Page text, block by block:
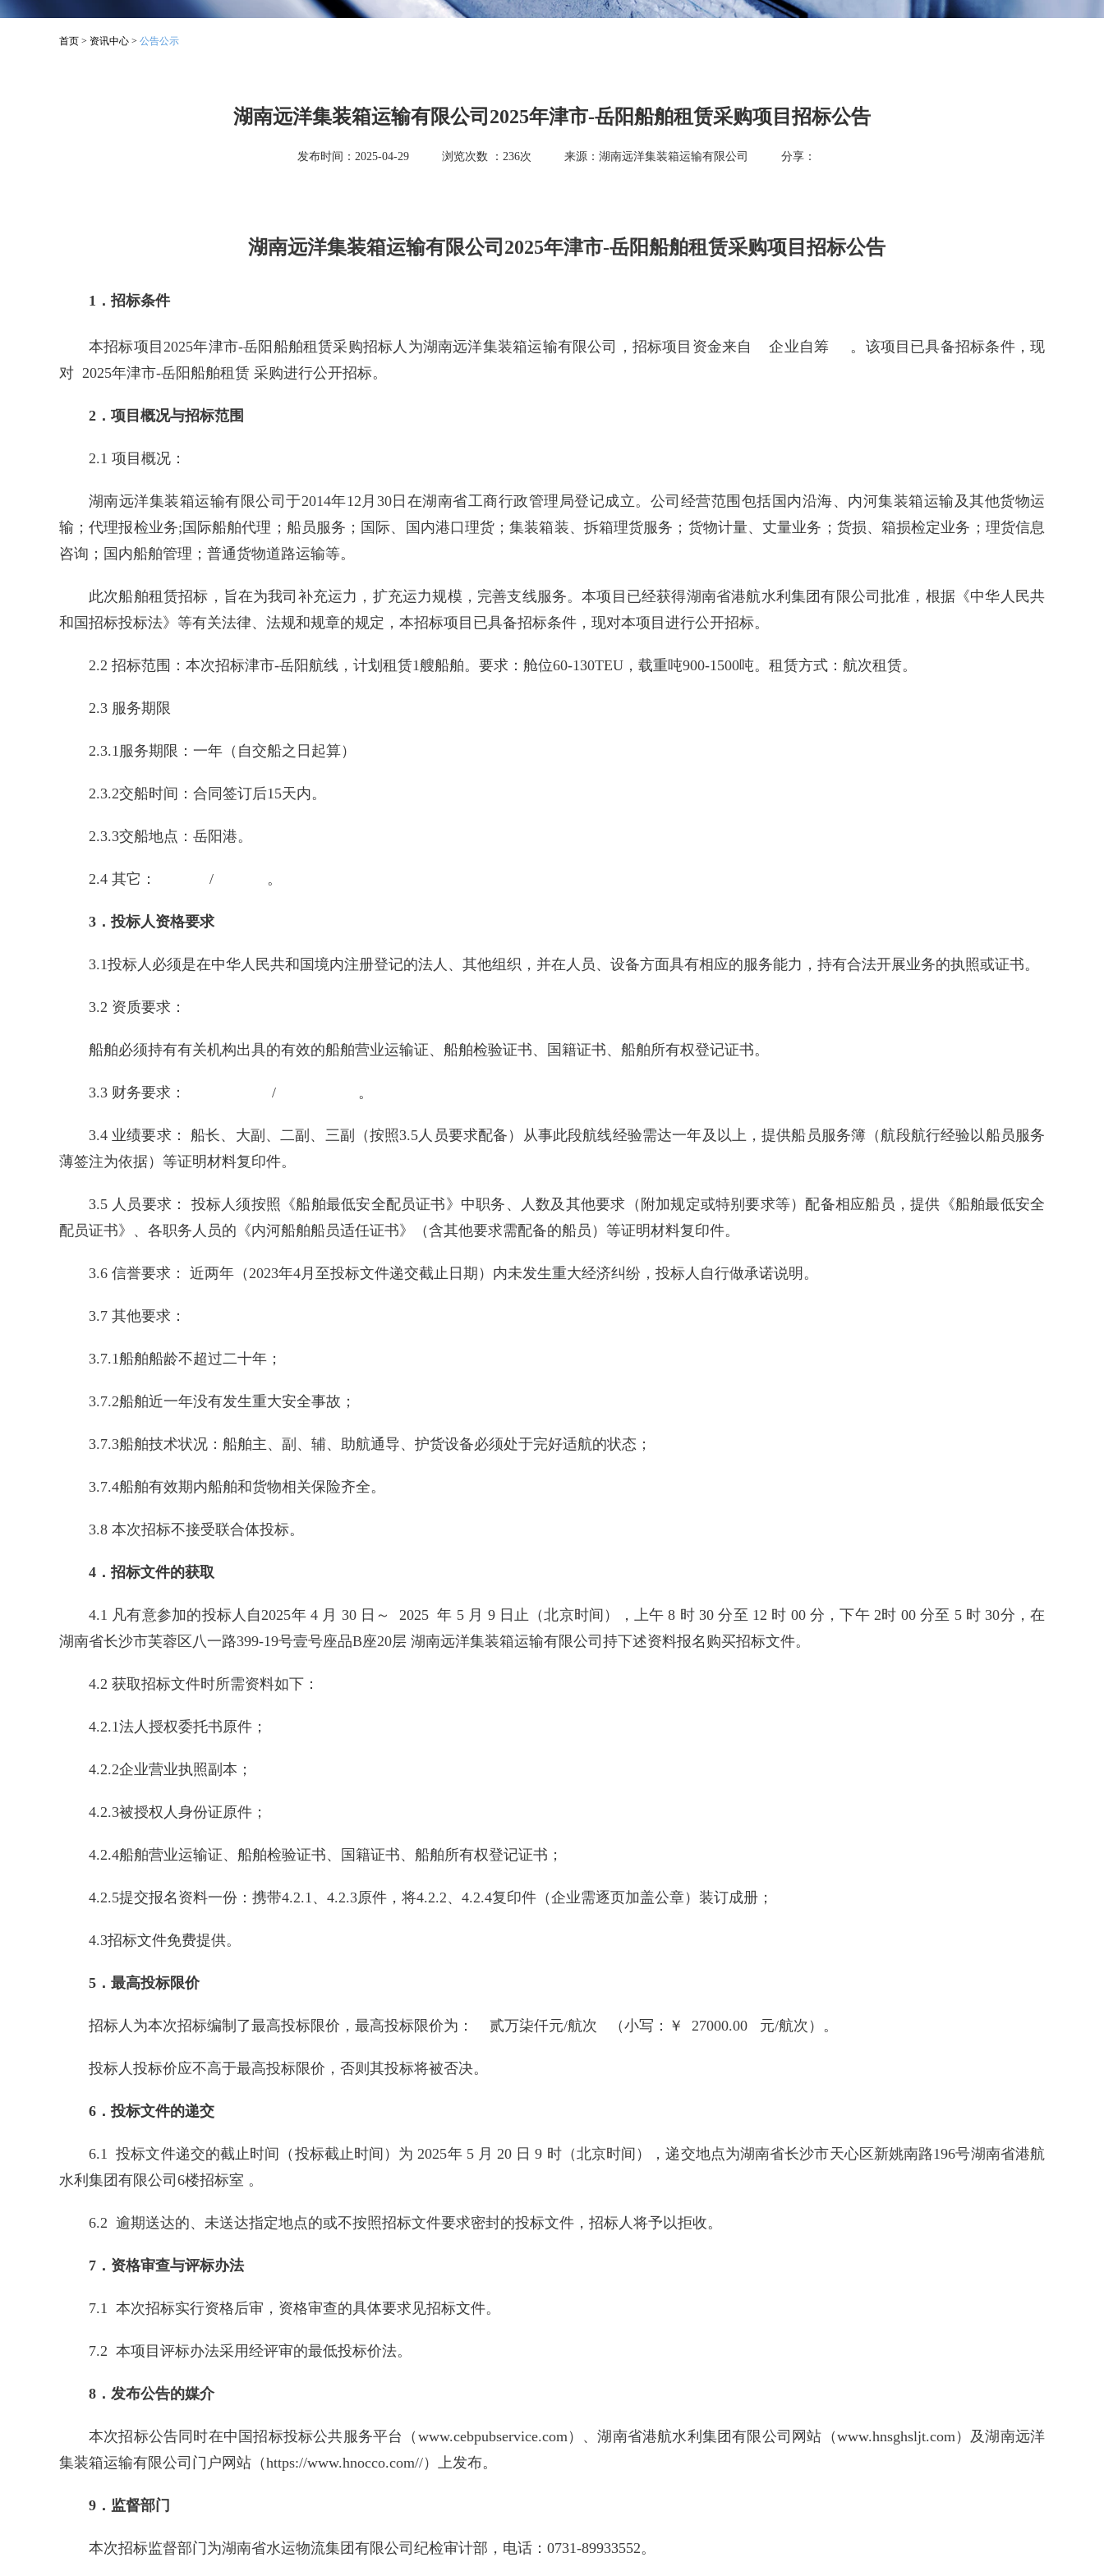
首页 > 资讯中心 > 公告公示
湖南远洋集装箱运输有限公司2025年津市-岳阳船舶租赁采购项目招标公告
发布时间：2025-04-29 浏览次数 ： 236次 来源：湖南远洋集装箱运输有限公司 分享：
湖南远洋集装箱运输有限公司2025年津市-岳阳船舶租赁采购项目招标公告
1．招标条件
本招标项目2025年津市-岳阳船舶租赁采购招标人为湖南远洋集装箱运输有限公司，招标项目资金来自 企业自筹 。该项目已具备招标条件，现
对 2025年津市-岳阳船舶租赁 采购进行公开招标。
2．项目概况与招标范围
2.1 项目概况：
湖南远洋集装箱运输有限公司于2014年12月30日在湖南省工商行政管理局登记成立。公司经营范围包括国内沿海、内河集装箱运输及其他货物运
输；代理报检业务;国际船舶代理；船员服务；国际、国内港口理货；集装箱装、拆箱理货服务；货物计量、丈量业务；货损、箱损检定业务；理货信息
咨询；国内船舶管理；普通货物道路运输等。
此次船舶租赁招标，旨在为我司补充运力，扩充运力规模，完善支线服务。本项目已经获得湖南省港航水利集团有限公司批准，根据《中华人民共
和国招标投标法》等有关法律、法规和规章的规定，本招标项目已具备招标条件，现对本项目进行公开招标。
2.2 招标范围：本次招标津市-岳阳航线，计划租赁1艘船舶。要求：舱位60-130TEU，载重吨900-1500吨。租赁方式：航次租赁。
2.3 服务期限
2.3.1服务期限：一年（自交船之日起算）
2.3.2交船时间：合同签订后15天内。
2.3.3交船地点：岳阳港。
2.4 其它： / 。
3．投标人资格要求
3.1投标人必须是在中华人民共和国境内注册登记的法人、其他组织，并在人员、设备方面具有相应的服务能力，持有合法开展业务的执照或证书。
3.2 资质要求：
船舶必须持有有关机构出具的有效的船舶营业运输证、船舶检验证书、国籍证书、船舶所有权登记证书。
3.3 财务要求： / 。
3.4 业绩要求： 船长、大副、二副、三副（按照3.5人员要求配备）从事此段航线经验需达一年及以上，提供船员服务簿（航段航行经验以船员服务
薄签注为依据）等证明材料复印件。
3.5 人员要求： 投标人须按照《船舶最低安全配员证书》中职务、人数及其他要求（附加规定或特别要求等）配备相应船员，提供《船舶最低安全
配员证书》、各职务人员的《内河船舶船员适任证书》（含其他要求需配备的船员）等证明材料复印件。
3.6 信誉要求： 近两年（2023年4月至投标文件递交截止日期）内未发生重大经济纠纷，投标人自行做承诺说明。
3.7 其他要求：
3.7.1船舶船龄不超过二十年；
3.7.2船舶近一年没有发生重大安全事故；
3.7.3船舶技术状况：船舶主、副、辅、助航通导、护货设备必须处于完好适航的状态；
3.7.4船舶有效期内船舶和货物相关保险齐全。
3.8 本次招标不接受联合体投标。
4．招标文件的获取
4.1 凡有意参加的投标人自2025年 4 月 30 日～ 2025 年 5 月 9 日止（北京时间），上午 8 时 30 分至 12 时 00 分，下午 2时 00 分至 5 时 30分，在
湖南省长沙市芙蓉区八一路399-19号壹号座品B座20层 湖南远洋集装箱运输有限公司持下述资料报名购买招标文件。
4.2 获取招标文件时所需资料如下：
4.2.1法人授权委托书原件；
4.2.2企业营业执照副本；
4.2.3被授权人身份证原件；
4.2.4船舶营业运输证、船舶检验证书、国籍证书、船舶所有权登记证书；
4.2.5提交报名资料一份：携带4.2.1、4.2.3原件，将4.2.2、4.2.4复印件（企业需逐页加盖公章）装订成册；
4.3招标文件免费提供。
5．最高投标限价
招标人为本次招标编制了最高投标限价，最高投标限价为： 贰万柒仟元/航次 （小写：￥ 27000.00 元/航次）。
投标人投标价应不高于最高投标限价，否则其投标将被否决。
6．投标文件的递交
6.1 投标文件递交的截止时间（投标截止时间）为 2025年 5 月 20 日 9 时（北京时间），递交地点为湖南省长沙市天心区新姚南路196号湖南省港航
水利集团有限公司6楼招标室 。
6.2 逾期送达的、未送达指定地点的或不按照招标文件要求密封的投标文件，招标人将予以拒收。
7．资格审查与评标办法
7.1 本次招标实行资格后审，资格审查的具体要求见招标文件。
7.2 本项目评标办法采用经评审的最低投标价法。
8．发布公告的媒介
本次招标公告同时在中国招标投标公共服务平台（www.cebpubservice.com）、湖南省港航水利集团有限公司网站（www.hnsghsljt.com）及湖南远洋
集装箱运输有限公司门户网站（https://www.hnocco.com//）上发布。
9．监督部门
本次招标监督部门为湖南省水运物流集团有限公司纪检审计部，电话：0731-89933552。